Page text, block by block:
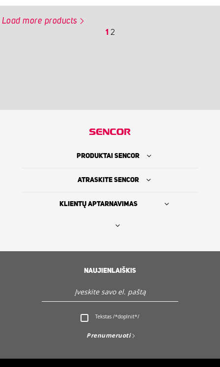
Load more products
1 2
PRODUKTAI SENCOR
ATRASKITE SENCOR
KLIENTŲ APTARNAVIMAS
NAUJIENLAIŠKIS
Tekstas /*doplnit*/
Prenumeruoti